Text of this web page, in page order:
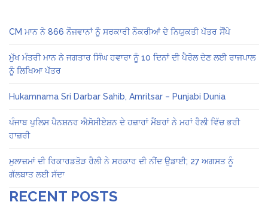
CM ਮਾਨ ਨੇ 866 ਨੌਜਵਾਨਾਂ ਨੂੰ ਸਰਕਾਰੀ ਨੌਕਰੀਆਂ ਦੇ ਨਿਯੁਕਤੀ ਪੱਤਰ ਸੌਂਪੇ
ਮੁੱਖ ਮੰਤਰੀ ਮਾਨ ਨੇ ਜਗਤਾਰ ਸਿੰਘ ਹਵਾਰਾ ਨੂੰ 10 ਦਿਨਾਂ ਦੀ ਪੈਰੋਲ ਦੇਣ ਲਈ ਰਾਜਪਾਲ
ਨੂੰ ਲਿਖਿਆ ਪੱਤਰ
Hukamnama Sri Darbar Sahib, Amritsar – Punjabi Dunia
ਪੰਜਾਬ ਪੁਲਿਸ ਪੈਨਸ਼ਨਰ ਐਸੋਸੀਏਸ਼ਨ ਦੇ ਹਜ਼ਾਰਾਂ ਮੈਂਬਰਾਂ ਨੇ ਮਹਾਂ ਰੈਲੀ ਵਿੱਚ ਭਰੀ
ਹਾਜ਼ਰੀ
ਮੁਲਾਜ਼ਮਾਂ ਦੀ ਰਿਕਾਰਡਤੋੜ ਰੈਲੀ ਨੇ ਸਰਕਾਰ ਦੀ ਨੀਂਦ ਉਡਾਈ; 27 ਅਗਸਤ ਨੂੰ
ਗੱਲਬਾਤ ਲਈ ਸੱਦਾ
RECENT POSTS